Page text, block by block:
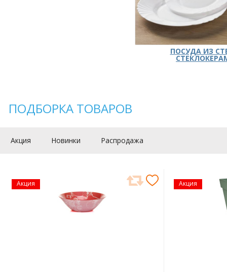
ПОСУДА ИЗ
ПОДБОРКА ТОВАРОВ
Акция Новинки Распродажа
Акция Акция